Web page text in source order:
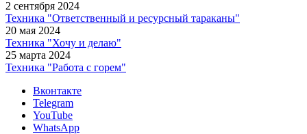
2 сентября 2024
Техника "Ответственный и ресурсный тараканы"
20 мая 2024
Техника "Хочу и делаю"
25 марта 2024
Техника "Работа с горем"
Вконтакте
Telegram
YouTube
WhatsApp